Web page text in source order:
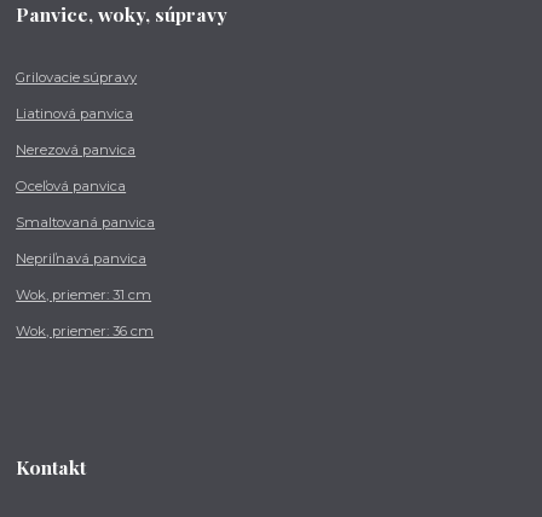
Panvice, woky, súpravy
Grilovacie súpravy
Liatinová panvica
Nerezová panvica
Oceľová panvica
Smaltovaná panvica
Nepriľnavá panvica
Wok, priemer: 31 cm
Wok, priemer: 36 cm
Kontakt